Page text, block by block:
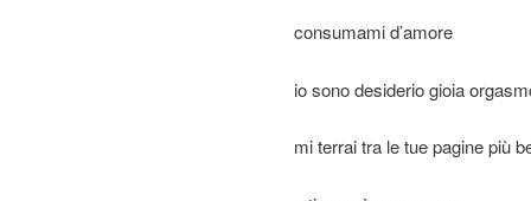
consumami d’amore
io sono desiderio gioia
mi terrai tra le tue pagine più